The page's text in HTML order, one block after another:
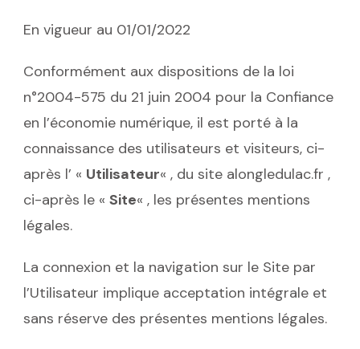
En vigueur au 01/01/2022
Conformément aux dispositions de la loi
n°2004-575 du 21 juin 2004 pour la Confiance
en l’économie numérique, il est porté à la
connaissance des utilisateurs et visiteurs, ci-
après l’ « Utilisateur« , du site alongledulac.fr ,
ci-après le « Site« , les présentes mentions
légales.
La connexion et la navigation sur le Site par
l’Utilisateur implique acceptation intégrale et
sans réserve des présentes mentions légales.